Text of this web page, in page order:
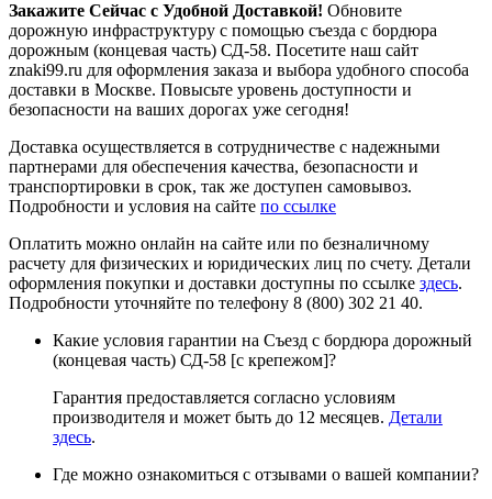
Закажите Сейчас с Удобной Доставкой! Обновите
дорожную инфраструктуру с помощью съезда с бордюра
дорожным (концевая часть) СД-58. Посетите наш сайт
znaki99.ru для оформления заказа и выбора удобного способа
доставки в Москве. Повысьте уровень доступности и
безопасности на ваших дорогах уже сегодня!
Доставка осуществляется в сотрудничестве с надежными
партнерами для обеспечения качества, безопасности и
транспортировки в срок, так же доступен самовывоз.
Подробности и условия на сайте по ссылке
Оплатить можно онлайн на сайте или по безналичному
расчету для физических и юридических лиц по счету. Детали
оформления покупки и доставки доступны по ссылке здесь.
Подробности уточняйте по телефону 8 (800) 302 21 40.
Какие условия гарантии на Съезд с бордюра дорожный
(концевая часть) СД-58 [с крепежом]?
Гарантия предоставляется согласно условиям
производителя и может быть до 12 месяцев. Детали
здесь.
Где можно ознакомиться с отзывами о вашей компании?